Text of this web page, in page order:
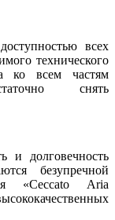
всех
технического
ко всем частям
снять
и долговечность
безупречной
«Ceccato Aria